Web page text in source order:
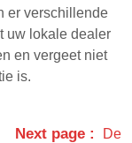
er verschillende
uw lokale dealer
en vergeet niet
is.
Next page
De